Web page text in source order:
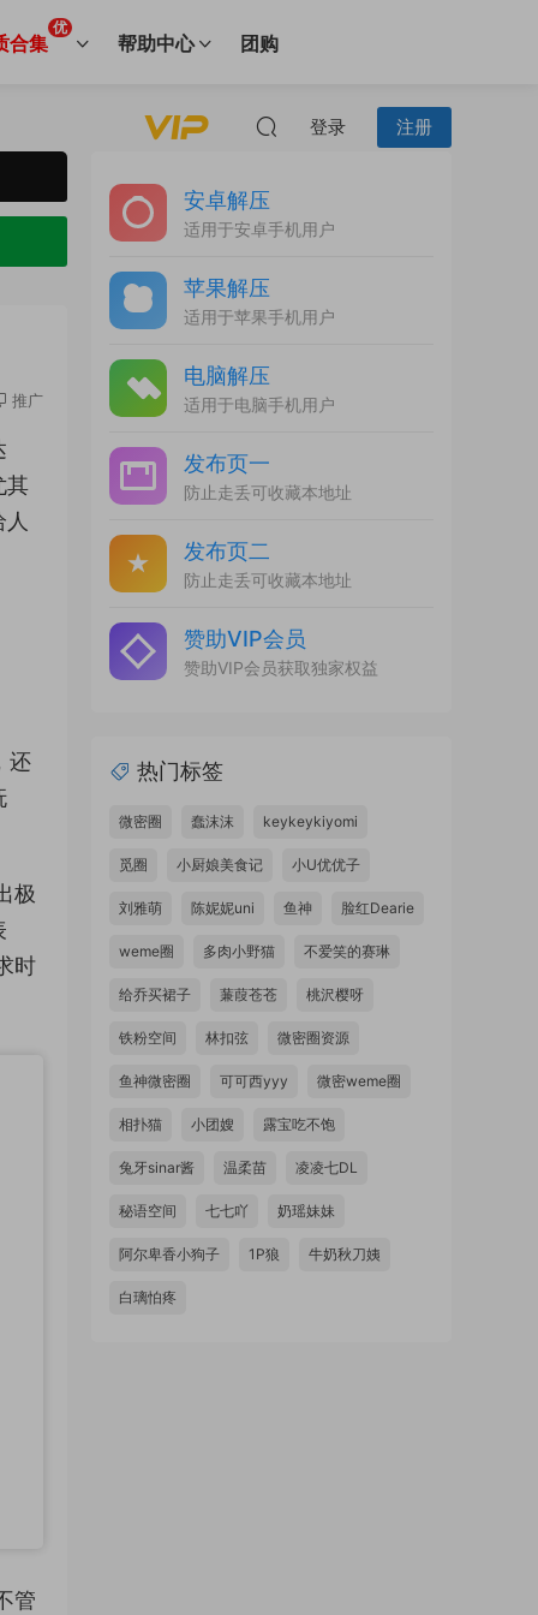
合集
优
帮助中心 团购
登录 注册
推广
其
还
极
时
管
安卓解压
适用于安卓手机用户
苹果解压
适用于苹果手机用户
电脑解压
适用于电脑手机用户
发布页一
防止走丢可收藏本地址
发布页二
防止走丢可收藏本地址
赞助VIP会员
赞助VIP会员获取独家权益
热门标签
微密圈 蠢沫沫 keykeykiyomi
觅圈 小厨娘美食记 小U优优子
刘雅萌 陈妮妮uni 鱼神 脸红Dearie
weme圈 多肉小野猫 不爱笑的赛琳
给乔买裙子 蒹葭苍苍 桃沢樱呀
铁粉空间 林扣弦 微密圈资源
鱼神微密圈 可可西yyy 微密weme圈
相扑猫 小团嫂 露宝吃不饱
兔牙sinar酱 温柔苗 凌凌七DL
秘语空间 七七吖 奶瑶妹妹
阿尔卑香小狗子 1P狼 牛奶秋刀姨
白璃怕疼